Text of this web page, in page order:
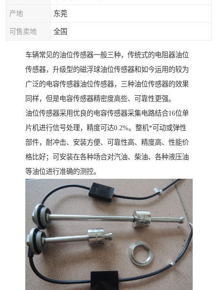
产地 东莞
可售卖地 全国
车辆常见的油位传感器一般三种，传统式的电阻器油位
传感器，升级型的磁浮球油位传感器和如今运用的较为
广泛的电容传感器油位传感器，三种油位传感器的效果
同样，但是电容传感器精密度高些、可靠性更强。
油位传感器采用优良的电容传感器采集电路结合16位单
片机进行信号处理，精度可达0.2%。整机*可动或弹性
部件，耐冲击、安装方便、可靠性高、精度高、性能价
格比好；可安装在各种场合对汽油、柴油、各种液压油
等油位进行准确的测控。